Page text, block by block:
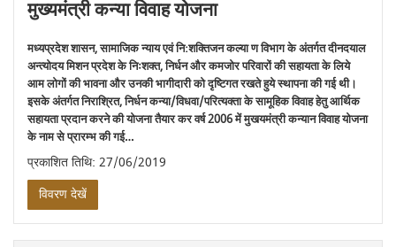
मुख्यमंत्री कन्या विवाह योजना
मध्यप्रदेश शासन, सामाजिक न्याय एवं नि:शक्तिजन कल्या ण विभाग के अंतर्गत दीनदयाल
अन्त्योदय मिशन प्रदेश के निःशक्त, निर्धन और कमजोर परिवारों की सहायता के लिये
आम लोगों की भावना और उनकी भागीदारी को दृष्टिगत रखते हुये स्थापना की गई थी।
इसके अंतर्गत निराश्रित, निर्धन कन्या/विधवा/परित्यक्ता के सामूहिक विवाह हेतु आर्थिक
सहायता प्रदान करने की योजना तैयार कर वर्ष 2006 में मुखयमंत्री कन्यान विवाह योजना
के नाम से प्रारम्भ की गई…
प्रकाशित तिथि: 27/06/2019
विवरण देखें